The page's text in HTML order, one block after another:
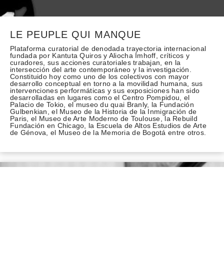
LE PEUPLE QUI MANQUE
Plataforma curatorial de denodada trayectoria internacional
fundada por Kantuta Quiros y Aliocha Imhoff, críticos y
curadores, sus acciones curatoriales trabajan, en la
intersección del arte contemporáneo y la investigación.
Constituido hoy como uno de los colectivos con mayor
desarrollo conceptual en torno a la movilidad humana, sus
intervenciones performáticas y sus exposiciones han sido
desarrolladas en lugares como el Centro Pompidou, el
Palacio de Tokio, el museo du quai Branly, la Fundación
Gulbenkian, el Museo de la Historia de la Inmigración de
Paris, el Museo de Arte Moderno de Toulouse, la Rebuild
Fundación en Chicago, la Escuela de Altos Estudios de Arte
de Génova, el Museo de la Memoria de Bogotá entre otros.